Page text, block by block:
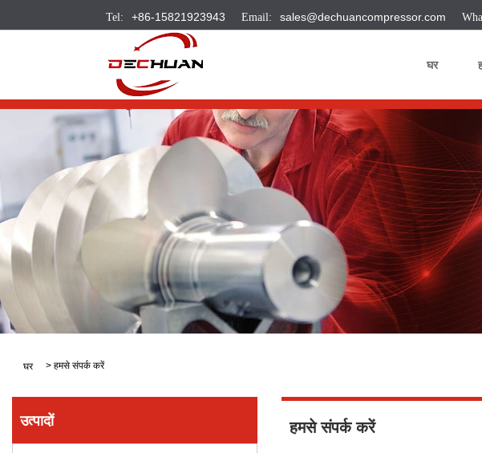
+86-15821923943 sales@dechuancompressor.com
घर
घर > हमसे संपर्क करें
उत्पादों हमसे संपर्क करें